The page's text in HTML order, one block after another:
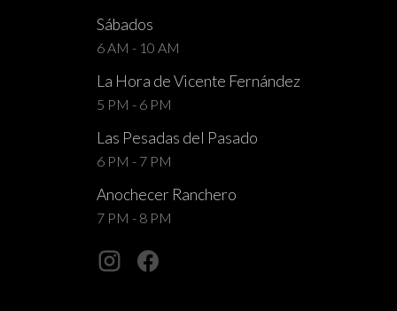
Sábados
6 AM - 10 AM
La Hora de Vicente Fernández
5 PM - 6 PM
Las Pesadas del Pasado
6 PM - 7 PM
Anochecer Ranchero
7 PM - 8 PM